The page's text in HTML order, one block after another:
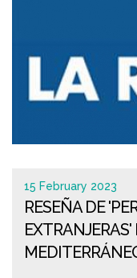
15 February 2023
RESEÑA DE
EXTRANJERAS'